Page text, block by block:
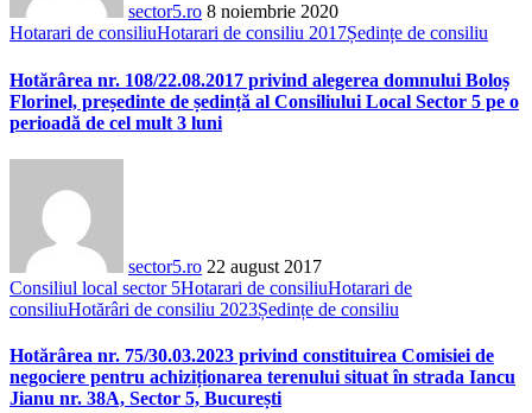
sector5.ro 8 noiembrie 2020
Hotarari de consiliuHotarari de consiliu 2017Ședințe de consiliu
Hotărârea nr. 108/22.08.2017 privind alegerea domnului Boloș
Florinel, președinte de ședință al Consiliului Local Sector 5 pe o
perioadă de cel mult 3 luni
sector5.ro 22 august 2017
Consiliul local sector 5Hotarari de consiliuHotarari de
consiliuHotărâri de consiliu 2023Ședințe de consiliu
Hotărârea nr. 75/30.03.2023 privind constituirea Comisiei de
negociere pentru achiziționarea terenului situat în strada Iancu
Jianu nr. 38A, Sector 5, București